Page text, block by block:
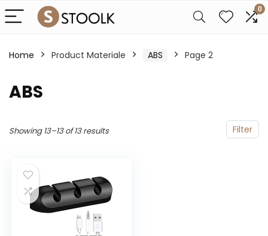
0
Home Product Materiale ‎ABS Page 2
‎ABS
Filter
Showing 13–13 of 13 results